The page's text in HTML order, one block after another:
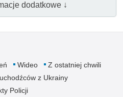
dodatkowe ↓
Wideo
Z ostatniej chwili
z Ukrainy
Policji